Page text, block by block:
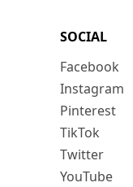
SOCIAL
Facebook
Instagram
Pinterest
TikTok
Twitter
YouTube